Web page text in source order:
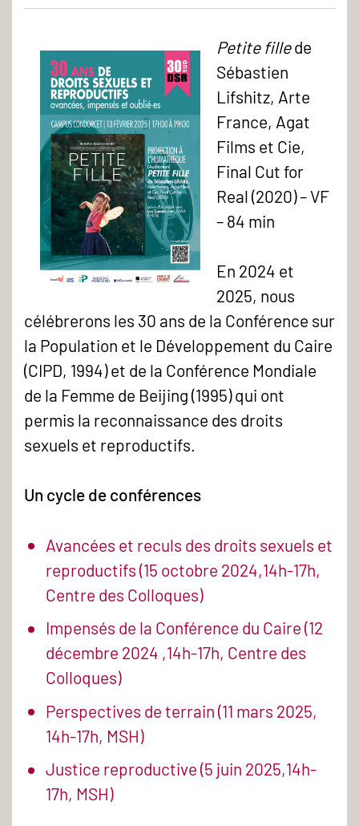
Petite fillede
Sébastien
Lifshitz, Arte
France, Agat
Films et Cie,
Final Cut for
Real (2020) – VF
– 84 min
En 2024 et
2025, nous
célébrerons les 30 ans de la Conférence sur
la Population et le Développement du Caire
(CIPD, 1994) et de la Conférence Mondiale
de la Femme de Beijing (1995) qui ont
permis la reconnaissance des droits
sexuels et reproductifs.
Un cycle de conférences
Avancées et reculs des droits sexuels et
reproductifs (15 octobre 2024,14h-17h,
Centre des Colloques)
Impensés de la Conférence du Caire (12
décembre 2024 ,14h-17h, Centre des
Colloques)
Perspectives de terrain (11 mars 2025,
14h-17h, MSH)
Justice reproductive (5 juin 2025,14h-
17h, MSH)